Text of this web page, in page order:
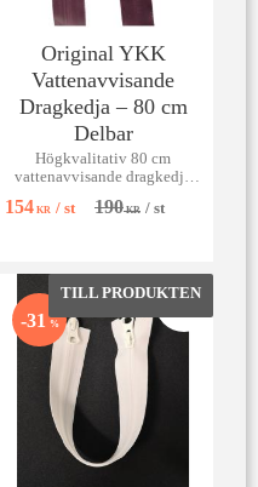
Original YKK
Vattenavvisande
Dragkedja – 80 cm
Delbar
Högkvalitativ 80 cm
vattenavvisande dragkedja
flera färger!
154 KR / st 190KR / st
i favoriter
31 % Lägg till